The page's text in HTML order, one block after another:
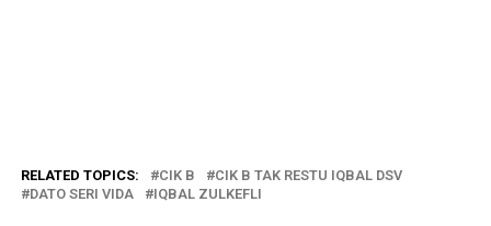
RELATED TOPICS: CIK B
CIK B TAK RESTU IQBAL DSV
DATO SERI VIDA
IQBAL ZULKEFLI